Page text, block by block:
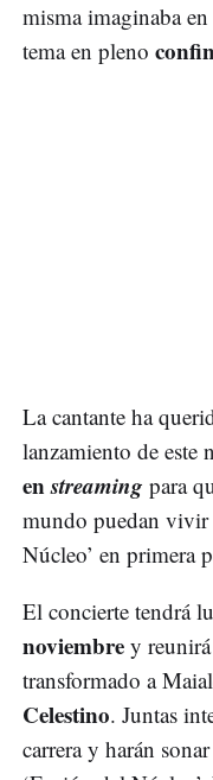
misma imaginaba
tema en pleno
La cantante ha
lanzamiento de este
enstreaming para
mundo puedan vivir
Núcleo’ en primera
El concierte tendrá
noviembre y
transformado a
Celestino. Juntas
carrera y harán